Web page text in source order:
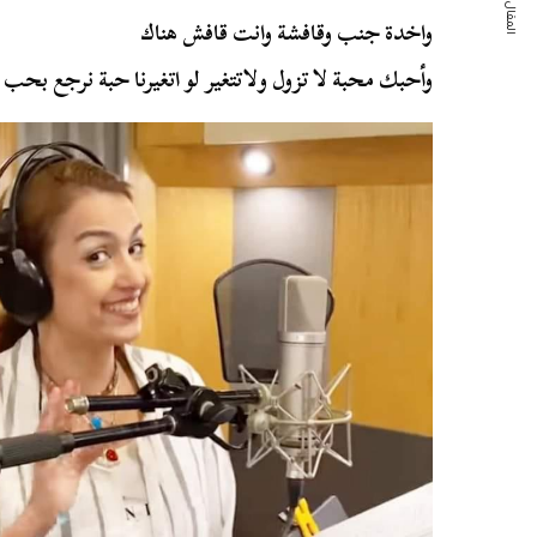
واخدة جنب وقافشة وانت قافش هناك
وأحبك محبة لا تزول ولاتتغير لو اتغيرنا حبة نرجع